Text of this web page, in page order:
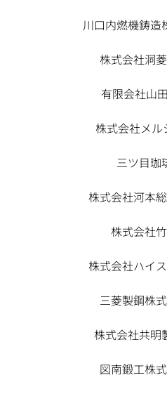
川口内燃機鋳造
株式会社洞
有限会社山
株式会社メル
三ツ目珈
株式会社河本
株式会社
株式会社ハイ
三菱製鋼株
株式会社共明
図南鍛工株